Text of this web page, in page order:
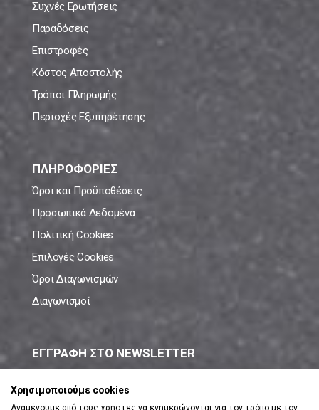
Συχνές Ερωτήσεις
Παραδόσεις
Επιστροφές
Κόστος Αποστολής
Τρόποι Πληρωμής
Περιοχές Εξυπηρέτησης
ΠΛΗΡΟΦΟΡΙΕΣ
Όροι και Προϋποθέσεις
Προσωπικά Δεδομένα
Πολιτική Cookies
Επιλογές Cookies
Όροι Διαγωνισμών
Διαγωνισμοί
ΕΓΓΡΑΦΗ ΣΤΟ NEWSLETTER
Χρησιμοποιούμε cookies
Αναμένουμε από τους χρήστες να ενημερώνονται για τον τρόπο με τον